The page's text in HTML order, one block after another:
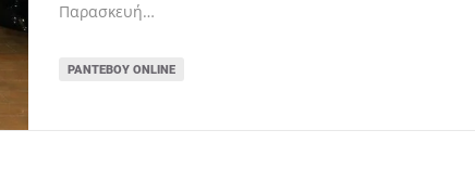
Παρασκευή…
ΡΑΝΤΕΒΟΎ ONLINE